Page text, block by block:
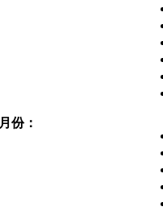
月份：